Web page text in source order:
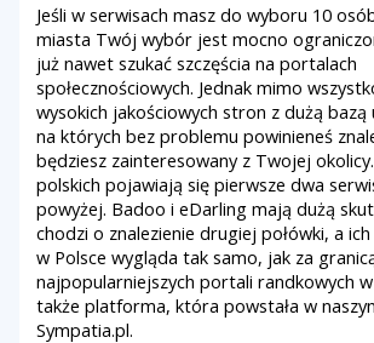
Jeśli w serwisach masz do wyboru 10
miasta Twój wybór jest mocno
już nawet szukać szczęścia na portalach
społecznościowych. Jednak mimo
wysokich jakościowych stron z dużą bazą
na których bez problemu powinieneś
będziesz zainteresowany z Twojej
polskich pojawiają się pierwsze dwa
powyżej. Badoo i eDarling mają dużą
chodzi o znalezienie drugiej połówki, a
w Polsce wygląda tak samo, jak za
najpopularniejszych portali randkowych
także platforma, która powstała w
Sympatia.pl.